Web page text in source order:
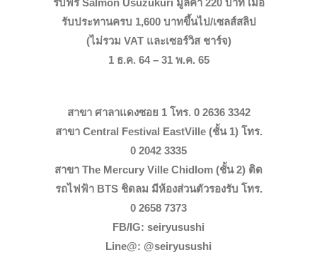
รับฟรี Salmon Usuzukuri มูลค่า 220 บาท เมื่อ
รับประทานครบ 1,600 บาทขึ้นไป/เซลส์สลิป
(ไม่รวม VAT และเซอร์วิส ชาร์จ)
1 ธ.ค. 64 – 31 พ.ค. 65
สาขา ศาลาแดงซอย 1 โทร. 0 2636 3342
สาขา Central Festival EastVille (ชั้น 1) โทร.
0 2042 3335
สาขา The Mercury Ville Chidlom (ชั้น 2) ติด
รถไฟฟ้า BTS ชิดลม มีห้องส่วนตัวรองรับ โทร.
0 2658 7373
FB/IG: seiryusushi
Line@: @seiryusushi